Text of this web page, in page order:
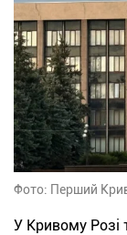
Фото: Перший
У Кривому Розі